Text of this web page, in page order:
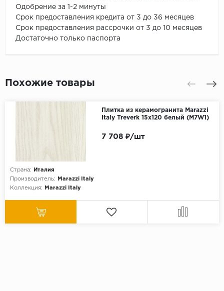
Одобрение за 1-2 минуты
Срок предоставления кредита от 3 до 36 месяцев
Срок предоставления рассрочки от 3 до 10 месяцев
Достаточно только паспорта
Похожие товары
Плитка из керамогранита Marazzi
Italy Treverk 15x120 белый (M7W1)
Страна:
Италия
Производитель:
Marazzi Italy
Коллекция:
Marazzi Italy
7 708 ₽/шт